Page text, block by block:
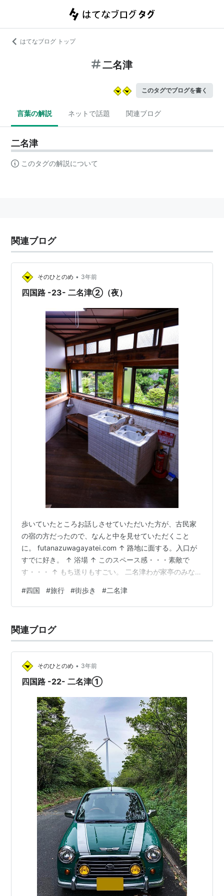
はてなブログ トップ
二名津
このタグでブログを書く
言葉の解説 ネットで話題 関連ブログ
二名津
このタグの解説について
関連ブログ
そのひとのめ • 3年前
四国路 -23- 二名津②（夜）
歩いていたところお話しさせていただいた方が、古民家
の宿の方だったので、なんと中を見せていただくこと
に。 futanazuwagayatei.com ↑ 路地に面する。入口が
すでに好き。 ↑ 浴場 ↑ このスペース感・・・素敵で
す・・・ ↑ もち送りもすごい。 二名津わが家亭のみなさ
た。 今回は旅程の関係で断念しましたが、佐田岬半島に
訪れた際はぜひお世話になりたいと思います。 ありがと
にも来た場所。気になって戻ってきた。 ↑ わが家亭の
前。夜もいい雰囲気。 ↑ 突然のアーニャ氏。 静かな夜…
#四国 #旅行 #街歩き #二名津
関連ブログ
そのひとのめ • 3年前
四国路 -22- 二名津①